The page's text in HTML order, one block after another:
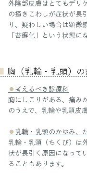
外陰部皮膚はとてもデリ
の掻きこわしが症状が長
り、疑わしい場合は顕微
「苔癬化」という状態に
胸（乳輪・乳頭）の
⚫︎ 考えるべき診療科
胸にしこりがある、痛み
のうえで、乳輪や乳頭皮
⚫︎ 乳輪・乳頭のかゆみ、
乳輪・乳頭（ちくび）は
状が長引く原因になって
ることもあります。